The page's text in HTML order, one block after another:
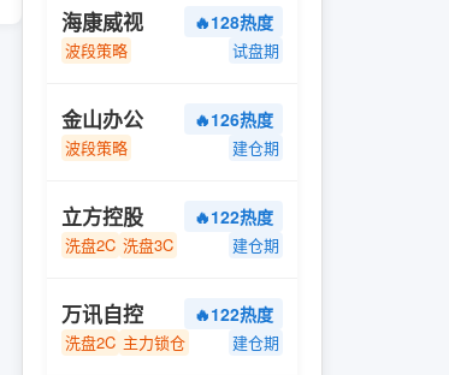
海康威视 🔥128热度
波段策略 试盘期
金山办公 🔥126热度
波段策略 建仓期
立方控股 🔥122热度
洗盘2C 洗盘3C 建仓期
万讯自控 🔥122热度
洗盘2C 主力锁仓 建仓期